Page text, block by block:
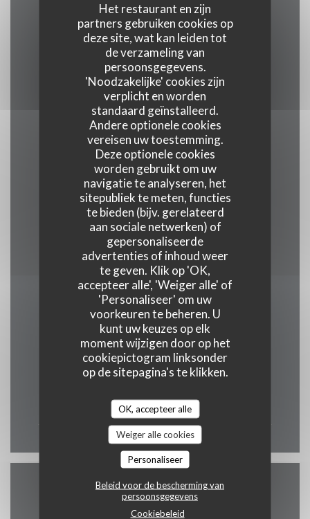
Het restaurant en zijn
partners gebruiken cookies op
deze site, wat kan leiden tot
de verzameling van
persoonsgegevens.
'Noodzakelijke' cookies zijn
verplicht en worden
standaard geïnstalleerd.
Andere optionele cookies
vereisen uw toestemming.
Deze optionele cookies
worden gebruikt om uw
navigatie te analyseren, het
sitepubliek te meten, functies
te bieden (bijv. gerelateerd
aan sociale netwerken) of
gepersonaliseerde
advertenties of inhoud weer
te geven. Klik op 'OK,
accepteer alle', 'Weiger alle' of
'Personaliseer' om uw
voorkeuren te beheren. U
kunt uw keuzes op elk
moment wijzigen door op het
cookiepictogram linksonder
op de sitepagina's te klikken.
OK, accepteer alle
Weiger alle cookies
Personaliseer
Beleid voor de bescherming van
persoonsgegevens
Cookiebeleid
Keuken
traditioneel, vers product, Traditionele keuken
Soort bedrijf
Gourmet restaurant
Diensten
Veranda, Wifi, Airconditioning, , Geblokkeerde
toegang
Betaalmethoden
Union Pay, Contant geld, Visa, American Express
Openingstijden
12:00 - 00:00
Toegang